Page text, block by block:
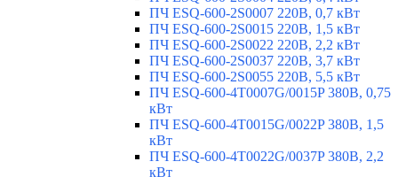
ПЧ ESQ-600-2S0007 220В, 0,7 кВт
ПЧ ESQ-600-2S0015 220В, 1,5 кВт
ПЧ ESQ-600-2S0022 220В, 2,2 кВт
ПЧ ESQ-600-2S0037 220В, 3,7 кВт
ПЧ ESQ-600-2S0055 220В, 5,5 кВт
ПЧ ESQ-600-4T0007G/0015P 380В, 0,75
кВт
ПЧ ESQ-600-4T0015G/0022P 380В, 1,5
кВт
ПЧ ESQ-600-4T0022G/0037P 380В, 2,2
кВт